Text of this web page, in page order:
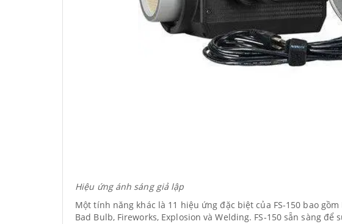
Hiệu ứng ánh sáng giả lập
Một tính năng khác là 11 hiệu ứng đặc biệt của FS-150 bao gồm
Bad Bulb, Fireworks, Explosion và Welding. FS-150 sẵn sàng